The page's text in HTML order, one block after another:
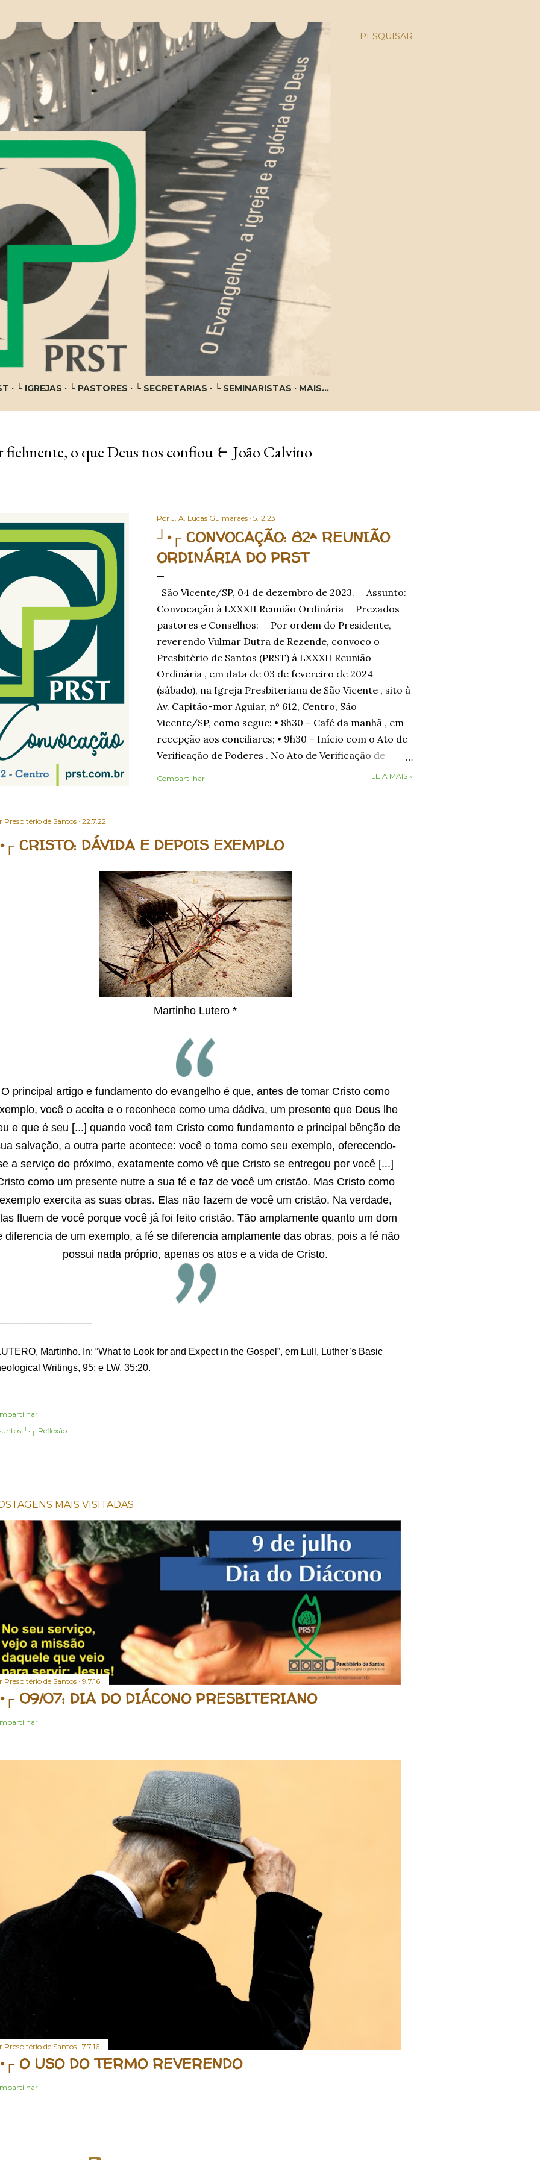
PESQUISAR
└ IGREJAS └ PASTORES └ SECRETARIAS └ SEMINARISTAS MAIS…
o que Deus nos confiou ⥼ João Calvino
Por J. A. Lucas Guimarães 5.12.23
┘•┌ CONVOCAÇÃO: 82ª REUNIÃO
ORDINÁRIA DO PRST
São Vicente/SP, 04 de dezembro de 2023. Assunto:
Convocação à LXXXII Reunião Ordinária Prezados
pastores e Conselhos: Por ordem do Presidente,
reverendo Vulmar Dutra de Rezende, convoco o
Presbitério de Santos (PRST) à LXXXII Reunião
Ordinária , em data de 03 de fevereiro de 2024
(sábado), na Igreja Presbiteriana de São Vicente , sito à
Av. Capitão-mor Aguiar, nº 612, Centro, São
Vicente/SP, como segue: • 8h30 – Café da manhã , em
recepção aos conciliares; • 9h30 – Início com o Ato de
Verificação de Poderes . No Ato de Verificação de
Poderes , os Presbíteros representantes das igrejas
representada (CI/IPB, art. 68) . Os Pastores tomaram
assento mediante a verificação de presença, devendo
apresentar à Mesa a Carteira de Ministro e o Relatório
Ministerial Anual ...
Compartilhar LEIA MAIS »
Presbitério de Santos 22.7.22
CRISTO: DÁVIDA E DEPOIS EXEMPLO
Martinho Lutero *
O principal artigo e fundamento do evangelho é que, antes de tomar Cristo como
você o aceita e o reconhece como uma dádiva, um presente que Deus lhe
e que é seu [...] quando você tem Cristo como fundamento e principal bênção de
salvação, a outra parte acontece: você o toma como seu exemplo, oferecendo-
a serviço do próximo, exatamente como vê que Cristo se entregou por você [...]
como um presente nutre a sua fé e faz de você um cristão. Mas Cristo como
exemplo exercita as suas obras. Elas não fazem de você um cristão. Na verdade,
fluem de você porque você já foi feito cristão. Tão amplamente quanto um dom
diferencia de um exemplo, a fé se diferencia amplamente das obras, pois a fé não
possui nada próprio, apenas os atos e a vida de Cristo.
Martinho. In: “What to Look for and Expect in the Gospel”, em Lull, Luther’s Basic
Writings, 95; e LW, 35:20.
┘•┌ Reflexão
MAIS VISITADAS
Presbitério de Santos 9.7.16
09/07: DIA DO DIÁCONO PRESBITERIANO
Presbitério de Santos 7.7.16
O USO DO TERMO REVERENDO